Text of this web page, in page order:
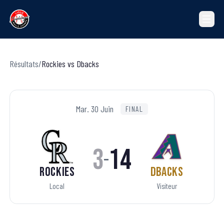
Résultats/Rockies vs Dbacks
Mar. 30 Juin FINAL
Rockies
Local
3–14 Dbacks
Visiteur